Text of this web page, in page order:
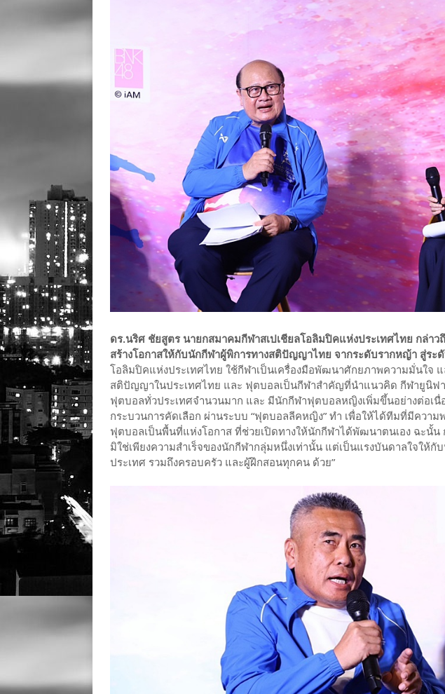
ดร.นริศ ชัยสูตร นายกสมาคมกีฬาสเปเชียลโอลิมปิคแห่งประเทศไทย กล่าว
สร้างโอกาสให้กับนักกีฬาผู้พิการทางสติปัญญาไทย จากระดับรากหญ้า สู่ระ
โอลิมปิคแห่งประเทศไทย ใช้กีฬาเป็นเครื่องมือพัฒนาศักยภาพความมั่นใจ
สติปัญญาในประเทศไทย และ ฟุตบอลเป็นกีฬาสำคัญที่นำแนวคิด กีฬายูนิฟ
ฟุตบอลทั่วประเทศจำนวนมาก และ มีนักกีฬาฟุตบอลหญิงเพิ่มขึ้นอย่างต่อเนื่
กระบวนการคัดเลือก ผ่านระบบ “ฟุตบอลลีคหญิง” ทำ เพื่อให้ได้ทีมที่มีควา
ฟุตบอลเป็นพื้นที่แห่งโอกาส ที่ช่วยเปิดทางให้นักกีฬาได้พัฒนาตนเอง ฉะนั้น
มิใช่เพียงความสำเร็จของนักกีฬากลุ่มหนึ่งเท่านั้น แต่เป็นแรงบันดาลใจให้กั
ประเทศ รวมถึงครอบครัว และผู้ฝึกสอนทุกคน ด้วย”